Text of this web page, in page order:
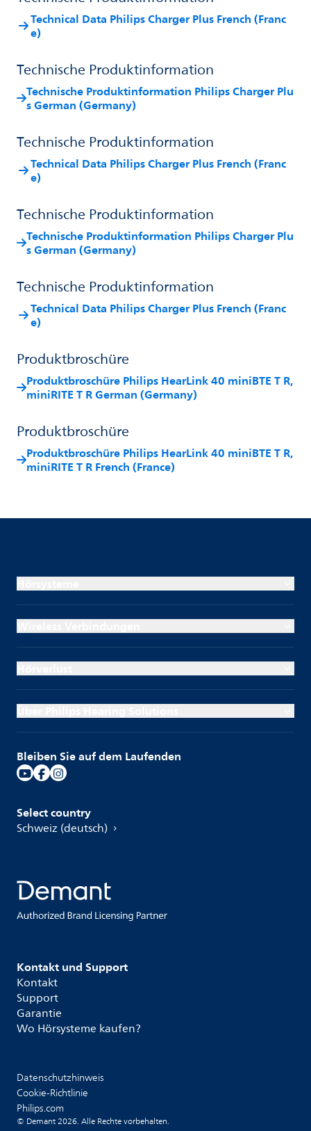
Technical Data Philips Charger Plus French (Franc
e)
Technische Produktinformation
Technische Produktinformation Philips Charger Plu
s German (Germany)
Technische Produktinformation
Technical Data Philips Charger Plus French (Franc
e)
Technische Produktinformation
Technische Produktinformation Philips Charger Plu
s German (Germany)
Technische Produktinformation
Technical Data Philips Charger Plus French (Franc
e)
Produktbroschüre
Produktbroschüre Philips HearLink 40 miniBTE T R,
miniRITE T R German (Germany)
Produktbroschüre
Produktbroschüre Philips HearLink 40 miniBTE T R,
miniRITE T R French (France)
Kontakt und Support
Kontakt
Support
Garantie
Wo Hörsysteme kaufen?
Bleiben Sie auf dem Laufenden
Select country
Schweiz (deutsch)
Datenschutzhinweis
Cookie-Richtlinie
Philips.com
© Demant 2026. Alle Rechte vorbehalten.